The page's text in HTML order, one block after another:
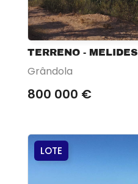
TERRENO - MELIDES
Grândola
800 000 €
LOTE